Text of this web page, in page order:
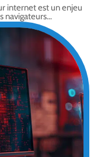
internet est un enjeu
navigateurs…